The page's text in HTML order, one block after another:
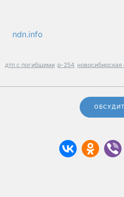
ndn.info
дтп с погибшими р-254 новосибирская